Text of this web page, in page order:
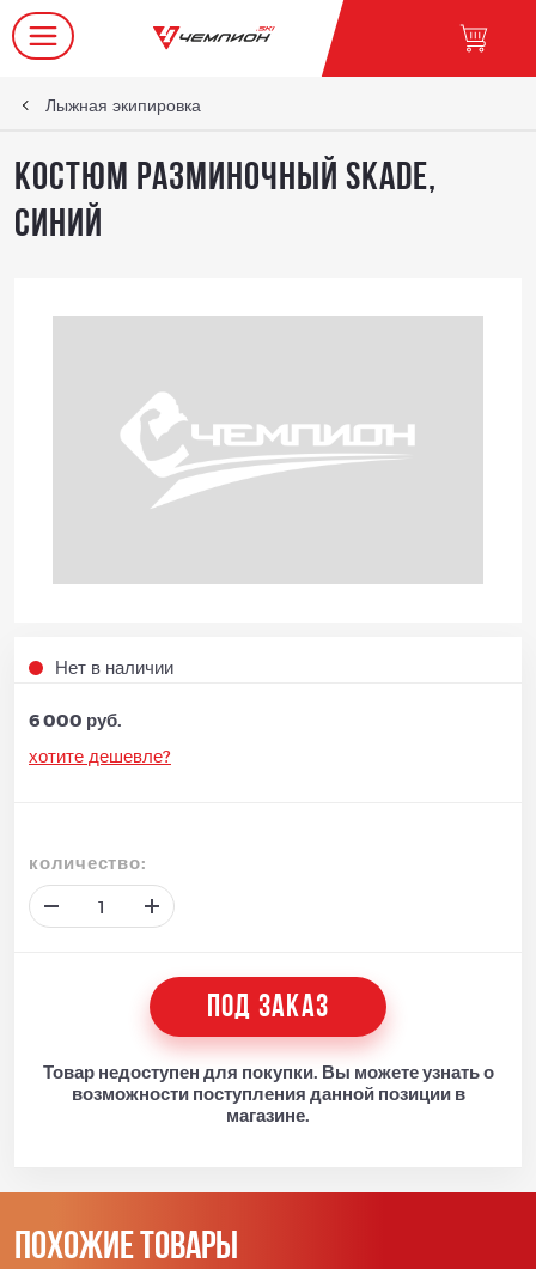
Лыжная экипировка
Костюм разминочный Skade,
синий
Нет в наличии
6 000 руб.
хотите дешевле?
количество:
ПОД ЗАКАЗ
Товар недоступен для покупки. Вы можете узнать о
возможности поступления данной позиции в
магазине.
Похожие товары